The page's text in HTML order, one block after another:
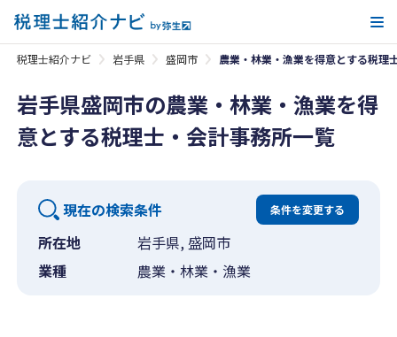
税理士紹介ナビ 岩手県 盛岡市 農業・林業・漁業を得意とする税理
岩手県盛岡市の農業・林業・漁業を得
意とする税理士・会計事務所一覧
現在の検索条件 条件を変更する
所在地
岩手県, 盛岡市
業種
農業・林業・漁業